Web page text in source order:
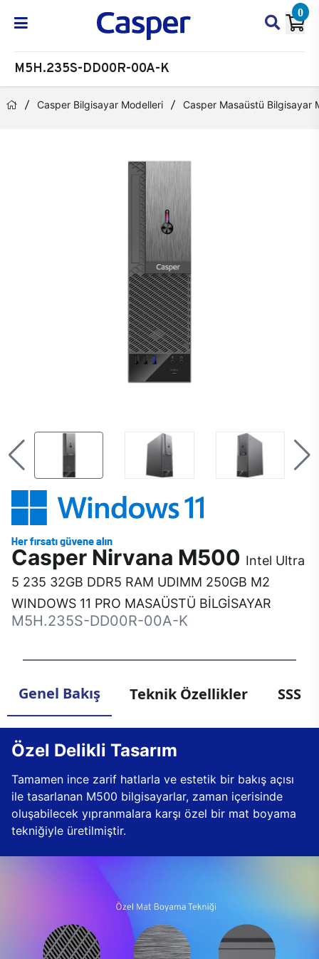
0
M5H.235S-DD00R-00A-K
Casper Bilgisayar Modelleri Casper Masaüstü Bilgisayar
Casper Nirvana M500 Intel Ultra
5 235 32GB DDR5 RAM UDIMM 250GB M2
WINDOWS 11 PRO MASAÜSTÜ BİLGİSAYAR
M5H.235S-DD00R-00A-K
Genel Bakış Teknik Özellikler SSS
Özel Delikli Tasarım
Tamamen ince zarif hatlarla ve estetik bir bakış açısı
ile tasarlanan M500 bilgisayarlar, zaman içerisinde
oluşabilecek yıpranmalara karşı özel bir mat boyama
tekniğiyle üretilmiştir.